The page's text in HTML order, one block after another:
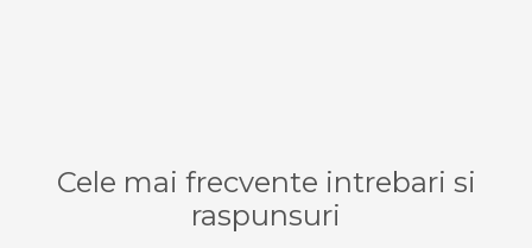
Cele mai frecvente intrebari si
raspunsuri